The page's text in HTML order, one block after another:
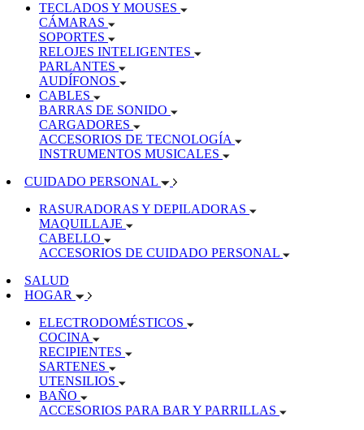
TECLADOS Y MOUSES
CÁMARAS
SOPORTES
RELOJES INTELIGENTES
PARLANTES
AUDÍFONOS
CABLES
BARRAS DE SONIDO
CARGADORES
ACCESORIOS DE TECNOLOGÍA
INSTRUMENTOS MUSICALES
CUIDADO PERSONAL
RASURADORAS Y DEPILADORAS
MAQUILLAJE
CABELLO
ACCESORIOS DE CUIDADO PERSONAL
SALUD
HOGAR
ELECTRODOMÉSTICOS
COCINA
RECIPIENTES
SARTENES
UTENSILIOS
BAÑO
ACCESORIOS PARA BAR Y PARRILLAS